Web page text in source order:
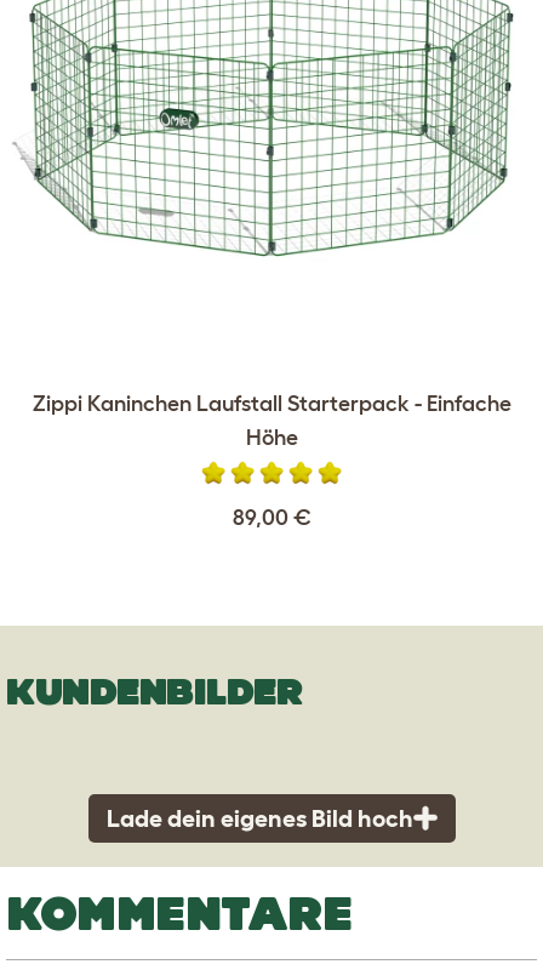
Zippi Kaninchen Laufstall Starterpack - Einfache
Höhe
89,00 €
KUNDENBILDER
Lade dein eigenes Bild hoch
KOMMENTARE